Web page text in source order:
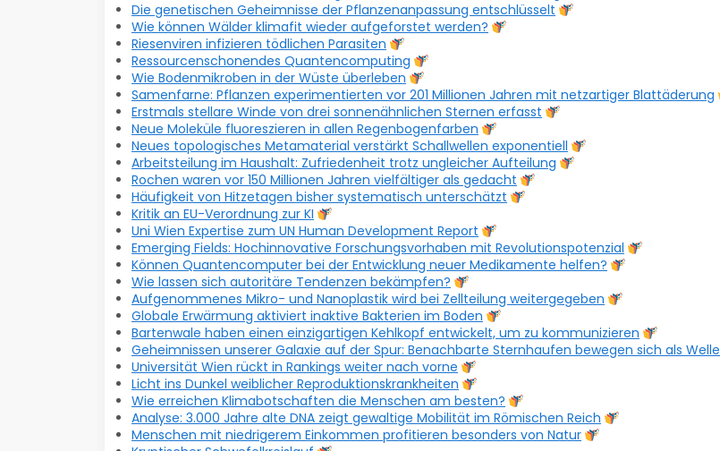
Die genetischen Geheimnisse der Pflanzenanpassung entschlüsselt
Wie können Wälder klimafit wieder aufgeforstet werden?
Riesenviren infizieren tödlichen Parasiten
Ressourcenschonendes Quantencomputing
Wie Bodenmikroben in der Wüste überleben
Samenfarne: Pflanzen experimentierten vor 201 Millionen Jahren mit netzartiger Blattäderung
Erstmals stellare Winde von drei sonnenähnlichen Sternen erfasst
Neue Moleküle fluoreszieren in allen Regenbogenfarben
Neues topologisches Metamaterial verstärkt Schallwellen exponentiell
Arbeitsteilung im Haushalt: Zufriedenheit trotz ungleicher Aufteilung
Rochen waren vor 150 Millionen Jahren vielfältiger als gedacht
Häufigkeit von Hitzetagen bisher systematisch unterschätzt
Kritik an EU-Verordnung zur KI
Uni Wien Expertise zum UN Human Development Report
Emerging Fields: Hochinnovative Forschungsvorhaben mit Revolutionspotenzial
Können Quantencomputer bei der Entwicklung neuer Medikamente helfen?
Wie lassen sich autoritäre Tendenzen bekämpfen?
Aufgenommenes Mikro- und Nanoplastik wird bei Zellteilung weitergegeben
Globale Erwärmung aktiviert inaktive Bakterien im Boden
Bartenwale haben einen einzigartigen Kehlkopf entwickelt, um zu kommunizieren
Geheimnissen unserer Galaxie auf der Spur: Benachbarte Sternhaufen bewegen sich als Welle
Universität Wien rückt in Rankings weiter nach vorne
Licht ins Dunkel weiblicher Reproduktionskrankheiten
Wie erreichen Klimabotschaften die Menschen am besten?
Analyse: 3.000 Jahre alte DNA zeigt gewaltige Mobilität im Römischen Reich
Menschen mit niedrigerem Einkommen profitieren besonders von Natur